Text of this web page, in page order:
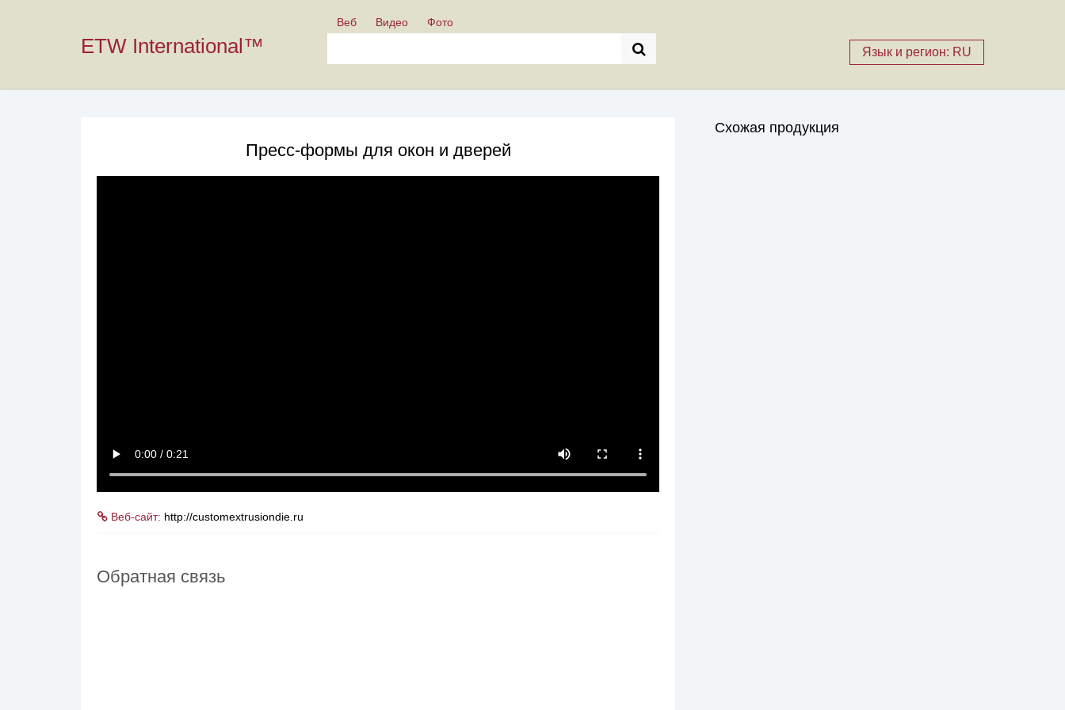
ETW International™ Язык и регион: RU
Веб Видео Фото
Пресс-формы для окон и дверей
Веб-сайт: http://customextrusiondie.ru
Обратная связь
Схожая продукция